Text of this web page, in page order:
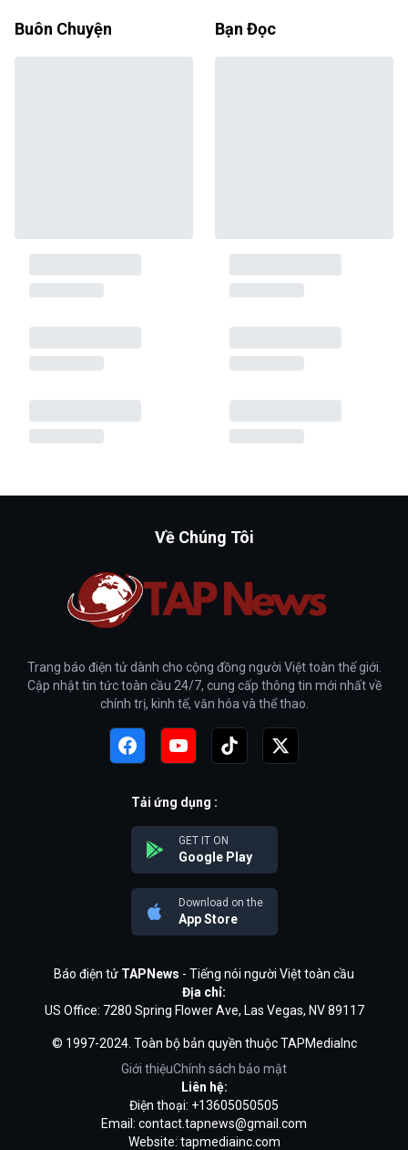
Buôn Chuyện Bạn Đọc
Về Chúng Tôi
Trang báo điện tử dành cho cộng đồng người Việt toàn thế giới.
Cập nhật tin tức toàn cầu 24/7, cung cấp thông tin mới nhất về
chính trị, kinh tế, văn hóa và thể thao.
Tải ứng dụng :
GET IT ON
Google Play
Download on the
App Store
Báo điện tử TAPNews - Tiếng nói người Việt toàn cầu
Địa chỉ:
US Office: 7280 Spring Flower Ave, Las Vegas, NV 89117
© 1997-2024. Toàn bộ bản quyền thuộc TAPMediaInc
Giới thiệuChính sách bảo mật
Liên hệ:
Điện thoại: +13605050505
Email: contact.tapnews@gmail.com
Website: tapmediainc.com